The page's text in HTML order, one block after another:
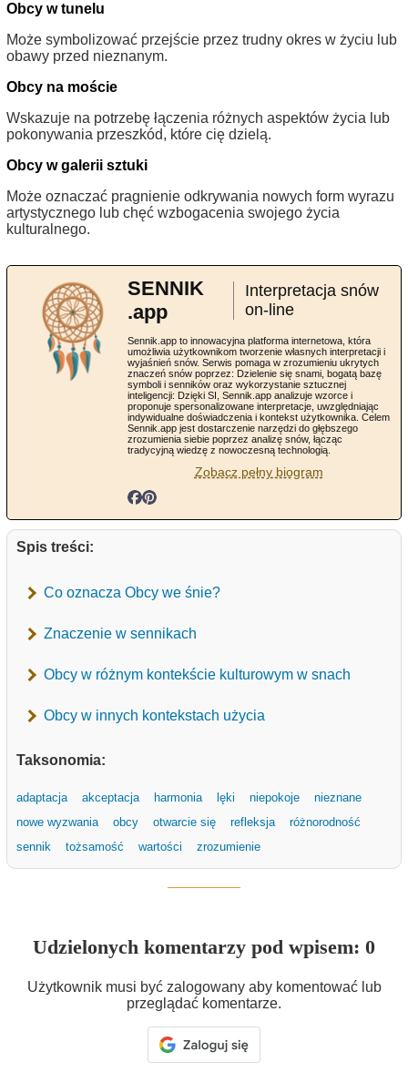
Obcy w tunelu
Może symbolizować przejście przez trudny okres w życiu lub
obawy przed nieznanym.
Obcy na moście
Wskazuje na potrzebę łączenia różnych aspektów życia lub
pokonywania przeszkód, które cię dzielą.
Obcy w galerii sztuki
Może oznaczać pragnienie odkrywania nowych form wyrazu
artystycznego lub chęć wzbogacenia swojego życia
kulturalnego.
SENNIK
.app
Interpretacja snów
on-line
Sennik.app to innowacyjna platforma internetowa, która
umożliwia użytkownikom tworzenie własnych interpretacji i
wyjaśnień snów. Serwis pomaga w zrozumieniu ukrytych
znaczeń snów poprzez: Dzielenie się snami, bogatą bazę
symboli i senników oraz wykorzystanie sztucznej
inteligencji: Dzięki SI, Sennik.app analizuje wzorce i
proponuje spersonalizowane interpretacje, uwzględniając
indywidualne doświadczenia i kontekst użytkownika. Celem
Sennik.app jest dostarczenie narzędzi do głębszego
zrozumienia siebie poprzez analizę snów, łącząc
tradycyjną wiedzę z nowoczesną technologią.
Zobacz pełny biogram
Spis treści:
Co oznacza Obcy we śnie?
Znaczenie w sennikach
Obcy w różnym kontekście kulturowym w snach
Obcy w innych kontekstach użycia
Taksonomia:
adaptacja akceptacja harmonia lęki niepokoje
nieznane
nowe wyzwania
obcy otwarcie się refleksja
różnorodność
sennik
tożsamość wartości zrozumienie
Udzielonych komentarzy pod wpisem: 0
Użytkownik musi być zalogowany aby komentować lub
przeglądać komentarze.